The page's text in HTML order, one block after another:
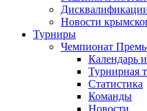
Новости
Турниры
Чемпионат
Календарь
Турнирная
Статистика
Команды
Новости